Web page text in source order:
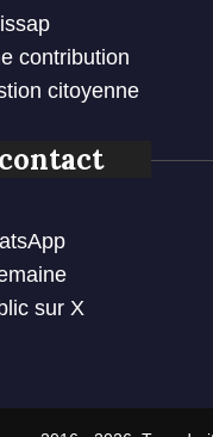
contribution
citoyenne
sur X